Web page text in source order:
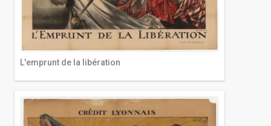
L'emprunt de la libération